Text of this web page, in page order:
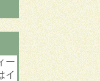
ー
イ